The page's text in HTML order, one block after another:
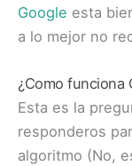
Google esta
a lo mejor no
¿Como funciona
Esta es la
responderos
algoritmo (No,